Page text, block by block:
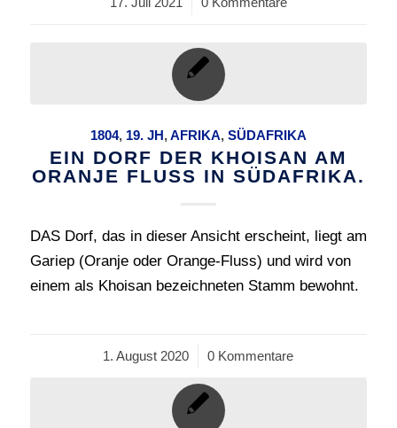
1804, 19. JH,AFRIKA, SÜDAFRIKA
EIN DORF DER KHOISAN AM
ORANJE FLUSS IN SÜDAFRIKA.
DAS Dorf, das in dieser Ansicht erscheint, liegt am
Gariep (Oranje oder Orange-Fluss) und wird von
einem als Khoisan bezeichneten Stamm bewohnt.
1. August 2020
/ 0 Kommentare